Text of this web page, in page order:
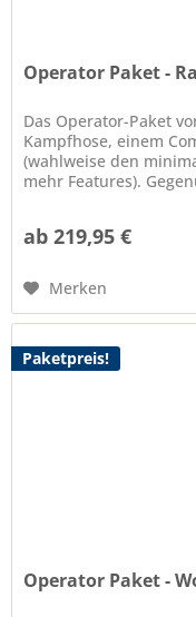
Operator Paket -
Das Operator-Paket
Kampfhose, einem
(wahlweise den
mehr Features).
ab 219,95 €
Merken
Paketpreis!
Operator Paket -